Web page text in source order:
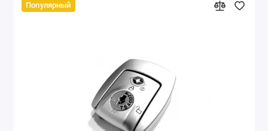
Популярный